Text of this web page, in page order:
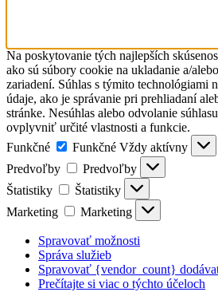
Na poskytovanie tých najlepších
ako sú súbory cookie na ukladanie a/
zariadení. Súhlas s týmito technológiami
údaje, ako je správanie pri prehliadaní
stránke. Nesúhlas alebo odvolanie
ovplyvniť určité vlastnosti a funkcie.
Funkčné
Funkčné Vždy aktívny
Predvoľby
Predvoľby
Štatistiky
Štatistiky
Marketing
Marketing
Spravovať možnosti
Správa služieb
Spravovať {vendor_count}
Prečítajte si viac o týchto účeloch